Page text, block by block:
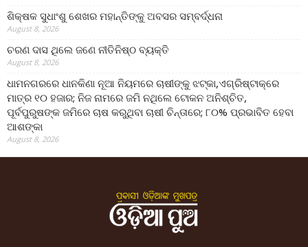
ଶିକ୍ଷକ ସୁଧାଂଶୁ ଶେଖର ମହାନ୍ତିଙ୍କୁ ଅବସର ସମ୍ବର୍ଦ୍ଧନା
August 8, 2026
ଚରଣ ଦାସ ଥିଲେ ଜଣେ ନୀତିନିଷ୍ଠ ବ୍ୟକ୍ତି
August 8, 2026
ଧାମନଗରରେ ଧାନକିଣା ନୂଆ ନିୟମରେ ଚାଷୀଙ୍କୁ ଝଟ୍‌କା,ଏଗ୍ରିଷ୍ଟାକ୍‌ରେ
ମାତ୍ର ୧୦ ହଜାର; ନିଜ ନାମରେ ଜମି ନଥିଲେ ଟୋକନ ଅନିଶ୍ଚିତ,
ପୂର୍ବପୁରୁଷଙ୍କ ଜମିରେ ଚାଷ କରୁଥିବା ଚାଷୀ ଚିନ୍ତାରେ; ୮୦% ପ୍ରଭାବିତ ହେବା
ଆଶଙ୍କା
August 8, 2026